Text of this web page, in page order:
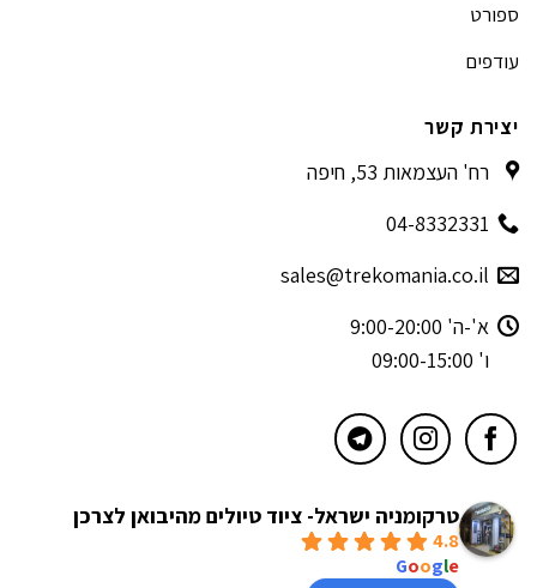
ספורט
עודפים
יצירת קשר
רח' העצמאות 53, חיפה
04-8332331
sales@trekomania.co.il
א'-ה' 9:00-20:00
ו' 09:00-15:00
טרקומניה ישראל- ציוד טיולים מהיבואן לצרכן
4.8
Google